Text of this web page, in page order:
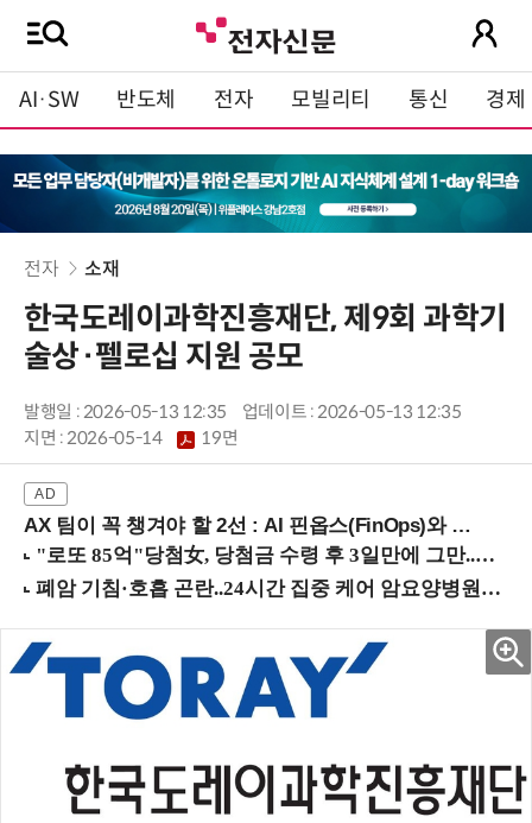
AI·SW 반도체 전자 모빌리티 통신 경제
전자 소재
한국도레이과학진흥재단, 제9회 과학기
술상·펠로십 지원 공모
발행일 : 2026-05-13 12:35
업데이트 : 2026-05-13 12:35
지면 :2026-05-14 19면
AX 팀이 꼭 챙겨야 할 2선 : AI 핀옵스(FinOps)와 토큰 거버넌스 (8/21 잠실역)